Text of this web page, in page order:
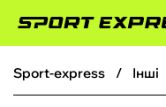
ФУТБОЛ
sport-express інші